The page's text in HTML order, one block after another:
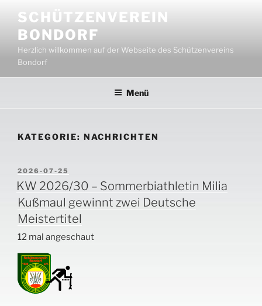
Inhalt
springen
SCHÜTZENVEREIN
BONDORF
Herzlich willkommen auf der Webseite des Schützenvereins
Bondorf
Menü
KATEGORIE: NACHRICHTEN
VERÖFFENTLICHT
AM
2026-07-25
KW 2026/30 – Sommerbiathletin Milia
Kußmaul gewinnt zwei Deutsche
Meistertitel
12 mal angeschaut